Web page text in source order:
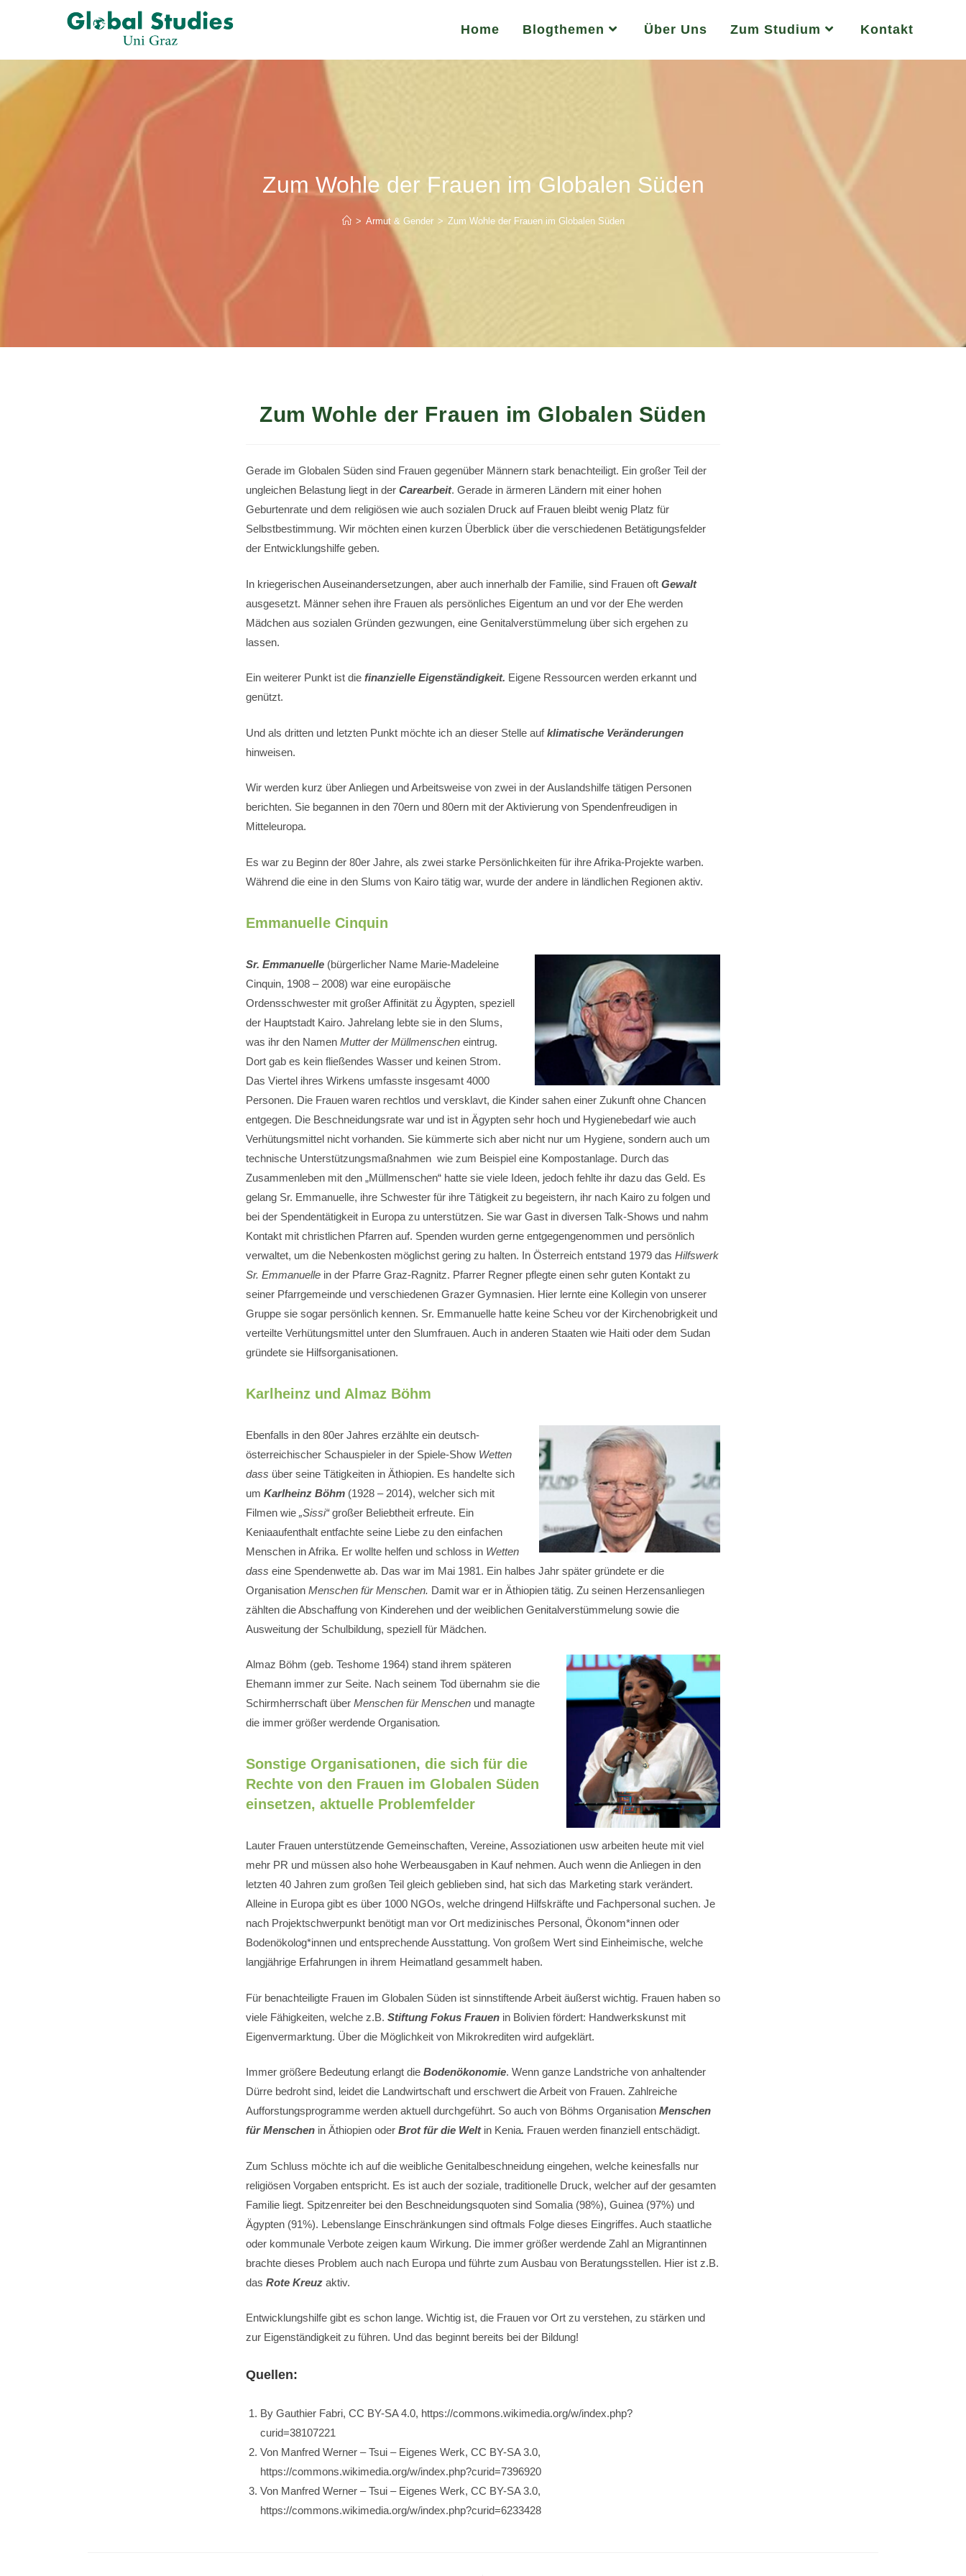
Home Blogthemen Über Uns Zum Studium Kontakt
Zum Wohle der Frauen im Globalen Süden
> Armut & Gender > Zum Wohle der Frauen im Globalen Süden
Zum Wohle der Frauen im Globalen Süden
Gerade im Globalen Süden sind Frauen gegenüber Männern stark benachteiligt. Ein großer Teil der
ungleichen Belastung liegt in der Carearbeit. Gerade in ärmeren Ländern mit einer hohen
Geburtenrate und dem religiösen wie auch sozialen Druck auf Frauen bleibt wenig Platz für
Selbstbestimmung. Wir möchten einen kurzen Überblick über die verschiedenen Betätigungsfelder
der Entwicklungshilfe geben.
In kriegerischen Auseinandersetzungen, aber auch innerhalb der Familie, sind Frauen oft Gewalt
ausgesetzt. Männer sehen ihre Frauen als persönliches Eigentum an und vor der Ehe werden
Mädchen aus sozialen Gründen gezwungen, eine Genitalverstümmelung über sich ergehen zu
lassen.
Ein weiterer Punkt ist die finanzielle Eigenständigkeit. Eigene Ressourcen werden erkannt und
genützt.
Und als dritten und letzten Punkt möchte ich an dieser Stelle aufklimatische Veränderungen
hinweisen.
Wir werden kurz über Anliegen und Arbeitsweise von zwei in der Auslandshilfe tätigen Personen
berichten. Sie begannen in den 70ern und 80ern mit der Aktivierung von Spendenfreudigen in
Mitteleuropa.
Es war zu Beginn der 80er Jahre, als zwei starke Persönlichkeiten für ihre Afrika-Projekte warben.
Während die eine in den Slums von Kairo tätig war, wurde der andere in ländlichen Regionen aktiv.
Emmanuelle Cinquin
Sr. Emmanuelle (bürgerlicher Name Marie-Madeleine
Cinquin, 1908 – 2008) war eine europäische
Ordensschwester mit großer Affinität zu Ägypten, speziell
der Hauptstadt Kairo. Jahrelang lebte sie in den Slums,
was ihr den Namen Mutter der Müllmenschen eintrug.
Dort gab es kein fließendes Wasser und keinen Strom.
Das Viertel ihres Wirkens umfasste insgesamt 4000
Personen. Die Frauen waren rechtlos und versklavt, die Kinder sahen einer Zukunft ohne Chancen
entgegen. Die Beschneidungsrate war und ist in Ägypten sehr hoch und Hygienebedarf wie auch
Verhütungsmittel nicht vorhanden. Sie kümmerte sich aber nicht nur um Hygiene, sondern auch um
technische Unterstützungsmaßnahmen wie zum Beispiel eine Kompostanlage. Durch das
Zusammenleben mit den „Müllmenschen“ hatte sie viele Ideen, jedoch fehlte ihr dazu das Geld. Es
gelang Sr. Emmanuelle, ihre Schwester für ihre Tätigkeit zu begeistern, ihr nach Kairo zu folgen und
bei der Spendentätigkeit in Europa zu unterstützen. Sie war Gast in diversen Talk-Shows und nahm
Kontakt mit christlichen Pfarren auf. Spenden wurden gerne entgegengenommen und persönlich
verwaltet, um die Nebenkosten möglichst gering zu halten. In Österreich entstand 1979 das Hilfswerk
Sr. Emmanuelle in der Pfarre Graz-Ragnitz. Pfarrer Regner pflegte einen sehr guten Kontakt zu
seiner Pfarrgemeinde und verschiedenen Grazer Gymnasien. Hier lernte eine Kollegin von unserer
Gruppe sie sogar persönlich kennen. Sr. Emmanuelle hatte keine Scheu vor der Kirchenobrigkeit und
verteilte Verhütungsmittel unter den Slumfrauen. Auch in anderen Staaten wie Haiti oder dem Sudan
gründete sie Hilfsorganisationen.
Karlheinz und Almaz Böhm
Ebenfalls in den 80er Jahres erzählte ein deutsch-
österreichischer Schauspieler in der Spiele-Show Wetten
dass über seine Tätigkeiten in Äthiopien. Es handelte sich
um Karlheinz Böhm (1928 – 2014), welcher sich mit
Filmen wie „Sissi“großer Beliebtheit erfreute. Ein
Keniaaufenthalt entfachte seine Liebe zu den einfachen
Menschen in Afrika. Er wollte helfen und schloss in Wetten
dass eine Spendenwette ab. Das war im Mai 1981. Ein halbes Jahr später gründete er die
Organisation Menschen für Menschen. Damit war er in Äthiopien tätig. Zu seinen Herzensanliegen
zählten die Abschaffung von Kinderehen und der weiblichen Genitalverstümmelung sowie die
Ausweitung der Schulbildung, speziell für Mädchen.
Almaz Böhm (geb. Teshome 1964) stand ihrem späteren
Ehemann immer zur Seite. Nach seinem Tod übernahm sie die
Schirmherrschaft über Menschen für Menschen und managte
die immer größer werdende Organisation.
Sonstige Organisationen, die sich für die
Rechte von den Frauen im Globalen Süden
einsetzen, aktuelle Problemfelder
Lauter Frauen unterstützende Gemeinschaften, Vereine, Assoziationen usw arbeiten heute mit viel
mehr PR und müssen also hohe Werbeausgaben in Kauf nehmen. Auch wenn die Anliegen in den
letzten 40 Jahren zum großen Teil gleich geblieben sind, hat sich das Marketing stark verändert.
Alleine in Europa gibt es über 1000 NGOs, welche dringend Hilfskräfte und Fachpersonal suchen. Je
nach Projektschwerpunkt benötigt man vor Ort medizinisches Personal, Ökonom*innen oder
Bodenökolog*innen und entsprechende Ausstattung. Von großem Wert sind Einheimische, welche
langjährige Erfahrungen in ihrem Heimatland gesammelt haben.
Für benachteiligte Frauen im Globalen Süden ist sinnstiftende Arbeit äußerst wichtig. Frauen haben so
viele Fähigkeiten, welche z.B. Stiftung Fokus Frauen in Bolivien fördert: Handwerkskunst mit
Eigenvermarktung. Über die Möglichkeit von Mikrokrediten wird aufgeklärt.
Immer größere Bedeutung erlangt die Bodenökonomie. Wenn ganze Landstriche von anhaltender
Dürre bedroht sind, leidet die Landwirtschaft und erschwert die Arbeit von Frauen. Zahlreiche
Aufforstungsprogramme werden aktuell durchgeführt. So auch von Böhms Organisation Menschen
für Menschen in Äthiopien oder Brot für die Welt in Kenia. Frauen werden finanziell entschädigt.
Zum Schluss möchte ich auf die weibliche Genitalbeschneidung eingehen, welche keinesfalls nur
religiösen Vorgaben entspricht. Es ist auch der soziale, traditionelle Druck, welcher auf der gesamten
Familie liegt. Spitzenreiter bei den Beschneidungsquoten sind Somalia (98%), Guinea (97%) und
Ägypten (91%). Lebenslange Einschränkungen sind oftmals Folge dieses Eingriffes. Auch staatliche
oder kommunale Verbote zeigen kaum Wirkung. Die immer größer werdende Zahl an Migrantinnen
brachte dieses Problem auch nach Europa und führte zum Ausbau von Beratungsstellen. Hier ist z.B.
das Rote Kreuz aktiv.
Entwicklungshilfe gibt es schon lange. Wichtig ist, die Frauen vor Ort zu verstehen, zu stärken und
zur Eigenständigkeit zu führen. Und das beginnt bereits bei der Bildung!
Quellen:
By Gauthier Fabri, CC BY-SA 4.0, https://commons.wikimedia.org/w/index.php?
curid=38107221
Von Manfred Werner – Tsui – Eigenes Werk, CC BY-SA 3.0,
https://commons.wikimedia.org/w/index.php?curid=7396920
Von Manfred Werner – Tsui – Eigenes Werk, CC BY-SA 3.0,
https://commons.wikimedia.org/w/index.php?curid=6233428